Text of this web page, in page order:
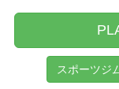
スポーツジ